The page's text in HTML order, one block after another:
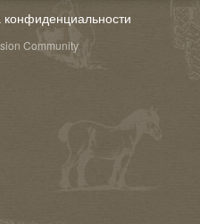
конфиденциальности
Community